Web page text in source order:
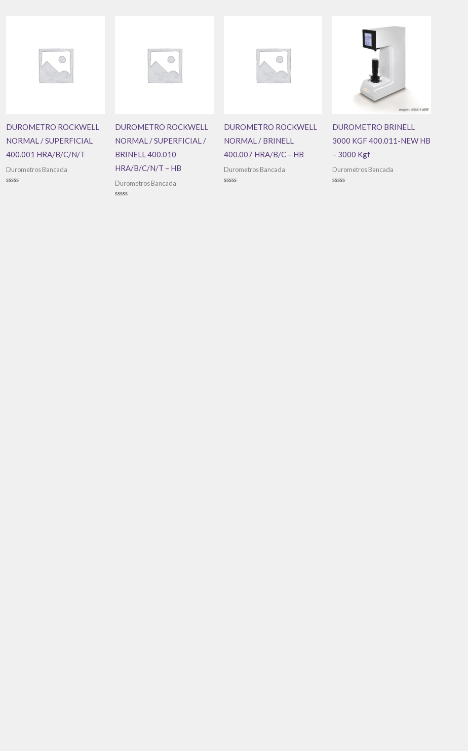
DUROMETRO ROCKWELL
NORMAL / SUPERFICIAL
400.001 HRA/B/C/N/T
Durometros Bancada
DUROMETRO ROCKWELL
NORMAL / SUPERFICIAL /
BRINELL 400.010
HRA/B/C/N/T – HB
Durometros Bancada
DUROMETRO ROCKWELL
NORMAL / BRINELL
400.007 HRA/B/C – HB
Durometros Bancada
DUROMETRO BRINELL
3000 KGF 400.011-NEW HB
– 3000 Kgf
Durometros Bancada